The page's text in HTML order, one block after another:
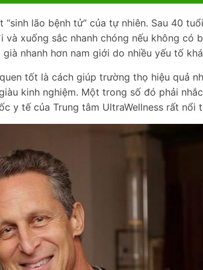
lão bệnh tử” của tự nhiên. Sau 40
xuống sắc nhanh chóng nếu không có
nhanh hơn nam giới do nhiều yếu tố
tốt là cách giúp trường thọ hiệu quả
kinh nghiệm. Một trong số đó phải
y tế của Trung tâm UltraWellness rất nổi